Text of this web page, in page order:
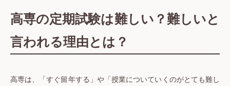
高専の定期試験は難しい？難しいと
言われる理由とは？
高専は、「すぐ留年する」や「授業についていくのがとても難し